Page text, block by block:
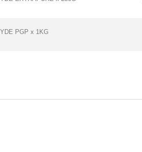
PGP x 1KG